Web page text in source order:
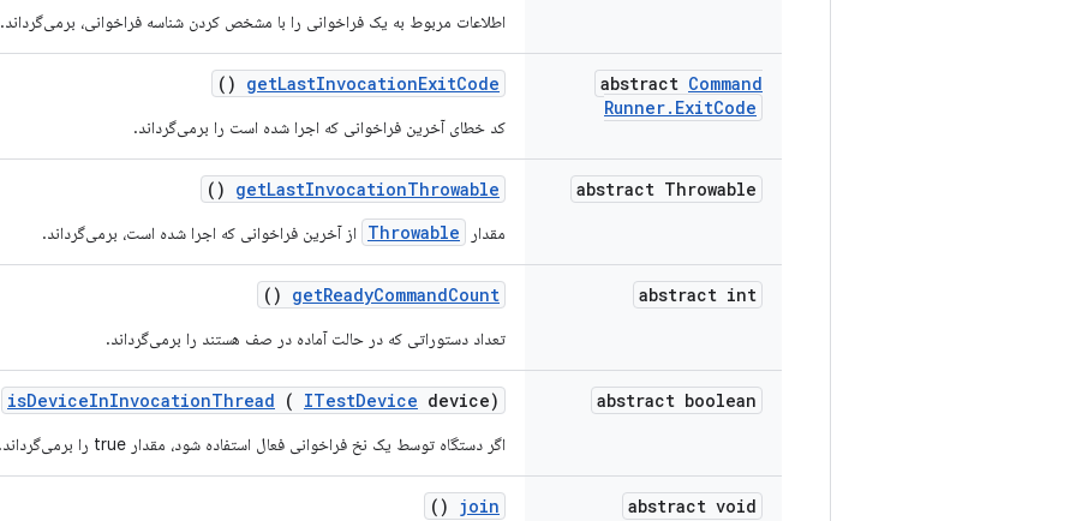
اطلاعات مربوط به یک فراخوانی را با مشخص کردن شناسه فراخوانی، برمی‌گرداند.
abstract Command
Runner. ExitCode
getLastInvocationExitCode
()
کد خطای آخرین فراخوانی که اجرا شده است را برمی‌گرداند.
abstract Throwable
getLastInvocationThrowable
()
مقدار Throwable از آخرین فراخوانی که اجرا شده است، برمی‌گرداند.
abstract int
getReadyCommandCount
()
تعداد دستوراتی که در حالت آماده در صف هستند را برمی‌گرداند.
abstract boolean
isDeviceInInvocationThread ( ITestDevice device)
اگر دستگاه توسط یک نخ فراخوانی فعال استفاده شود، مقدار true را برمی‌گرداند.
abstract void
join
()